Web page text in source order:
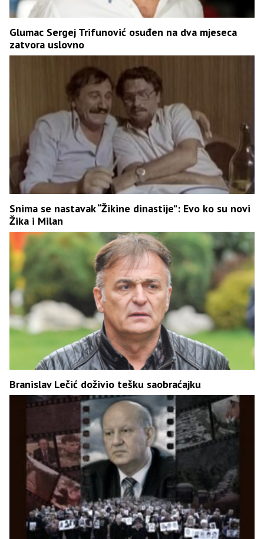
Glumac Sergej Trifunović osuđen na dva mjeseca
zatvora uslovno
Snima se nastavak “Žikine dinastije”: Evo ko su novi
Žika i Milan
Branislav Lečić doživio tešku saobraćajku